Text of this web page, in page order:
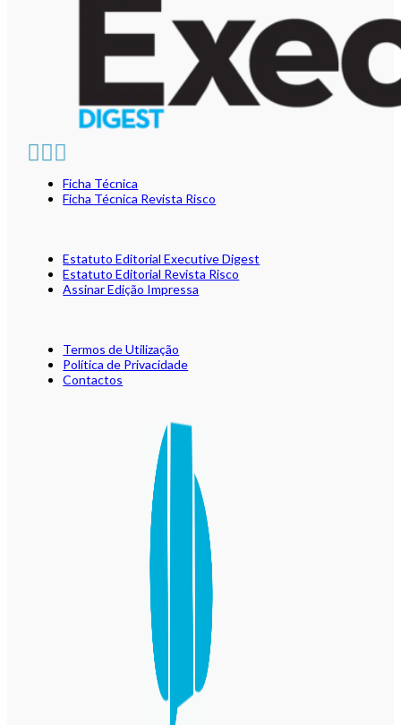
Ficha Técnica
Ficha Técnica Revista Risco
Estatuto Editorial Executive Digest
Estatuto Editorial Revista Risco
Assinar Edição Impressa
Termos de Utilização
Política de Privacidade
Contactos